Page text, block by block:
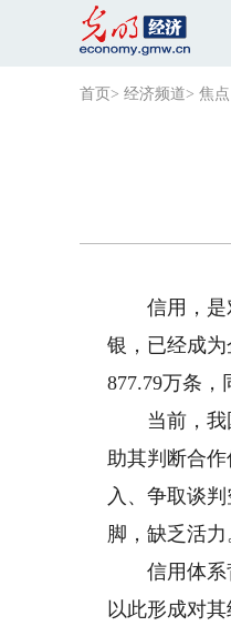
首页 > 经济频道> 焦点
信用，是对
银，已经成
877.79万条，
当前，我国
助其判断合
入、争取谈
脚，缺乏活力
信用体系背
以此形成对